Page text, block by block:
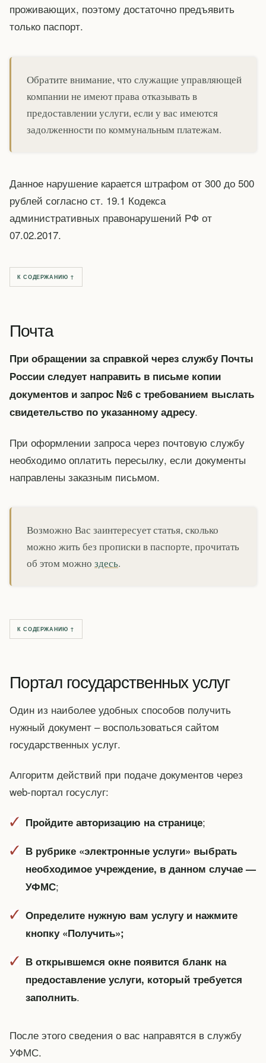
проживающих, поэтому достаточно предъявить
только паспорт.
Обратите внимание, что служащие управляющей
компании не имеют права отказывать в
предоставлении услуги, если у вас имеются
задолженности по коммунальным платежам.
Данное нарушение карается штрафом от 300 до 500
рублей согласно ст. 19.1 Кодекса
административных правонарушений РФ от
07.02.2017.
К СОДЕРЖАНИЮ ↑
Почта
При обращении за справкой через службу Почты
России следует направить в письме копии
документов и запрос №6 с требованием выслать
свидетельство по указанному адресу.
При оформлении запроса через почтовую службу
необходимо оплатить пересылку, если документы
направлены заказным письмом.
Возможно Вас заинтересует статья, сколько
можно жить без прописки в паспорте, прочитать
об этом можно здесь.
К СОДЕРЖАНИЮ ↑
Портал государственных услуг
Один из наиболее удобных способов получить
нужный документ – воспользоваться сайтом
государственных услуг.
Алгоритм действий при подаче документов через
web-портал госуслуг:
Пройдите авторизацию на странице;
В рубрике «электронные услуги» выбрать
необходимое учреждение, в данном случае —
УФМС;
Определите нужную вам услугу и нажмите
кнопку «Получить»;
В открывшемся окне появится бланк на
предоставление услуги, который требуется
заполнить.
После этого сведения о вас направятся в службу
УФМС.